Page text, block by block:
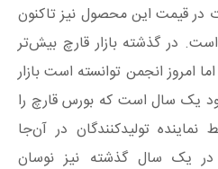
در قیمت این محصول نیز تاکنون
در گذشته بازار قارچ بیش‌تر
امروز انجمن توانسته است بازار
یک سال است که بورس قارچ را
تولیدکنندگان در آن‌جا
یک سال گذشته نیز نوسان